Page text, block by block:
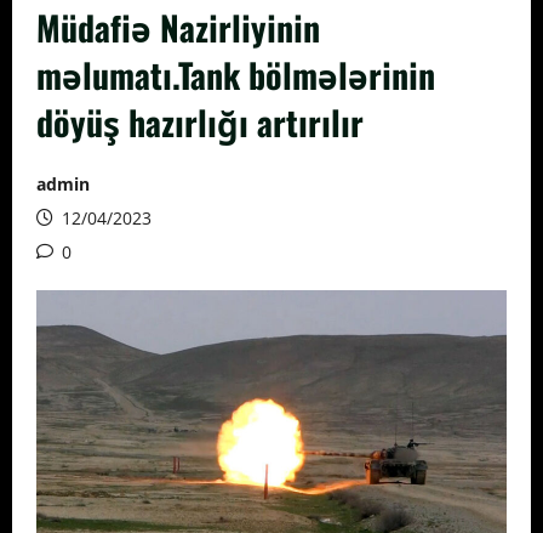
Müdafiə Nazirliyinin
məlumatı.Tank bölmələrinin
döyüş hazırlığı artırılır
admin
12/04/2023
0